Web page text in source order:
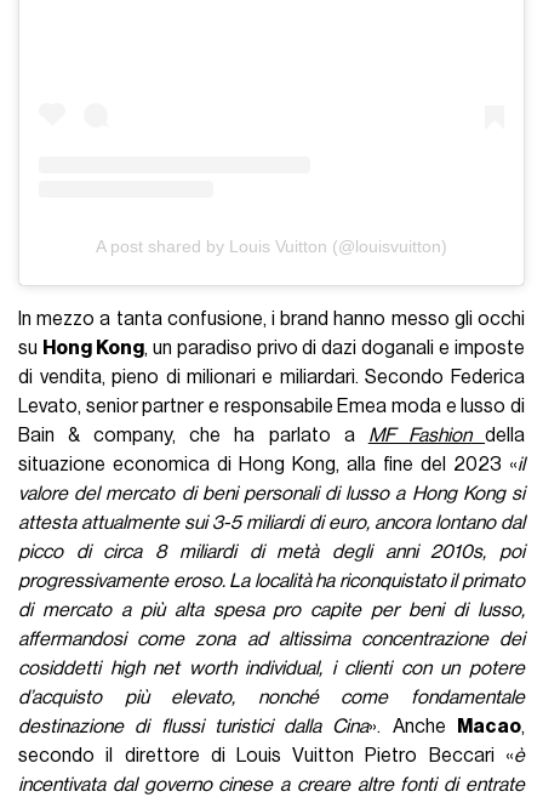
A post shared by Louis Vuitton (@louisvuitton)
In mezzo a tanta confusione, i brand hanno messo gli occhi
su Hong Kong, un paradiso privo di dazi doganali e imposte
di vendita, pieno di milionari e miliardari. Secondo Federica
Levato, senior partner e responsabile Emea moda e lusso di
Bain & company, che ha parlato a MF Fashion
della
situazione economica di Hong Kong, alla fine del 2023 «il
valore del mercato di beni personali di lusso a Hong Kong si
attesta attualmente sui 3-5 miliardi di euro, ancora lontano dal
picco di circa 8 miliardi di metà degli anni 2010s, poi
progressivamente eroso. La località ha riconquistato il primato
di mercato a più alta spesa pro capite per beni di lusso,
affermandosi come zona ad altissima concentrazione dei
cosiddetti high net worth individual, i clienti con un potere
d’acquisto più elevato, nonché come fondamentale
destinazione di flussi turistici dalla Cina». Anche Macao,
secondo il direttore di Louis Vuitton Pietro Beccari «è
incentivata dal governo cinese a creare altre fonti di entrate